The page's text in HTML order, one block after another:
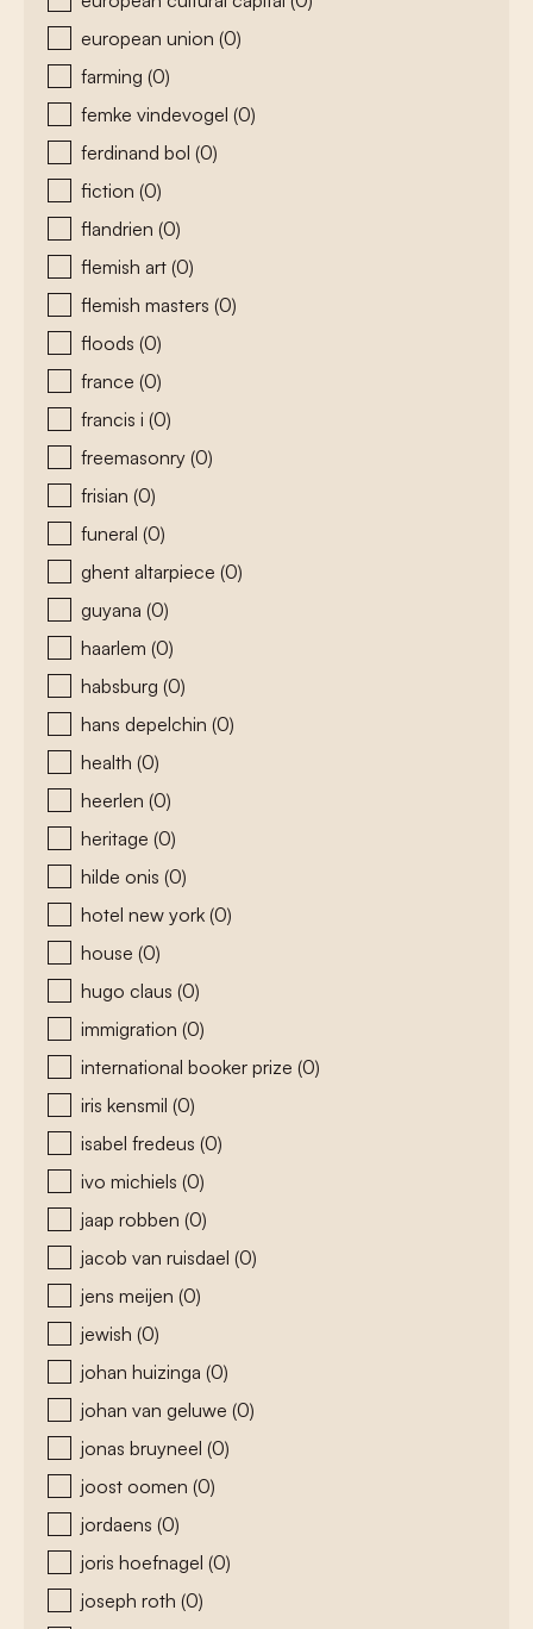
european union (0)
farming (0)
femke vindevogel (0)
ferdinand bol (0)
fiction (0)
flandrien (0)
flemish art (0)
flemish masters (0)
floods (0)
france (0)
francis i (0)
freemasonry (0)
frisian (0)
funeral (0)
ghent altarpiece (0)
guyana (0)
haarlem (0)
habsburg (0)
hans depelchin (0)
health (0)
heerlen (0)
heritage (0)
hilde onis (0)
hotel new york (0)
house (0)
hugo claus (0)
immigration (0)
international booker prize (0)
iris kensmil (0)
isabel fredeus (0)
ivo michiels (0)
jaap robben (0)
jacob van ruisdael (0)
jens meijen (0)
jewish (0)
johan huizinga (0)
johan van geluwe (0)
jonas bruyneel (0)
joost oomen (0)
jordaens (0)
joris hoefnagel (0)
joseph roth (0)